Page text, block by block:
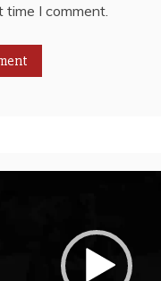
I comment.